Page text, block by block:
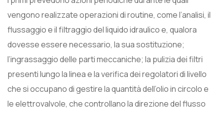
vengono realizzate operazioni di routine, come l’analisi, il
flussaggio e il filtraggio del liquido idraulico e, qualora
dovesse essere necessario, la sua sostituzione;
l’ingrassaggio delle parti meccaniche; la pulizia dei filtri
presenti lungo la linea e la verifica dei regolatori di livello
che si occupano di gestire la quantità dell’olio in circolo e
le elettrovalvole, che controllano la direzione del flusso